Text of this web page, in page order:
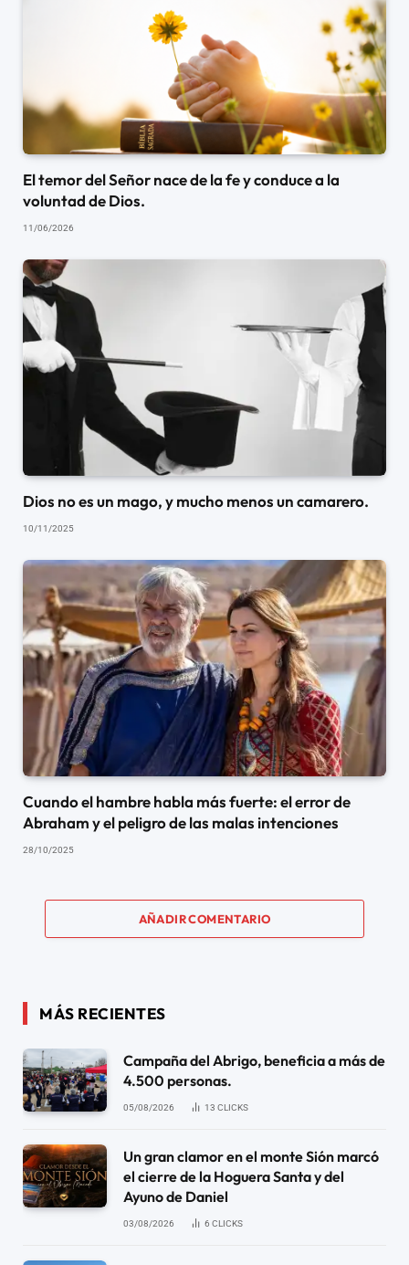
El temor del Señor nace de la fe y conduce a la
voluntad de Dios.
11/06/2026
Dios no es un mago, y mucho menos un camarero.
10/11/2025
Cuando el hambre habla más fuerte: el error de
Abraham y el peligro de las malas intenciones
28/10/2025
AÑADIR COMENTARIO
MÁS RECIENTES
Campaña del Abrigo, beneficia a más de
4.500 personas.
05/08/2026 13 CLICKS
Un gran clamor en el monte Sión marcó
el cierre de la Hoguera Santa y del
Ayuno de Daniel
03/08/2026 6 CLICKS